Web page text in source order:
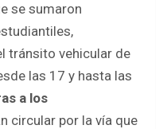
se sumaron
tránsito vehicular de
las 17 y hasta las
a los
circular por la vía que